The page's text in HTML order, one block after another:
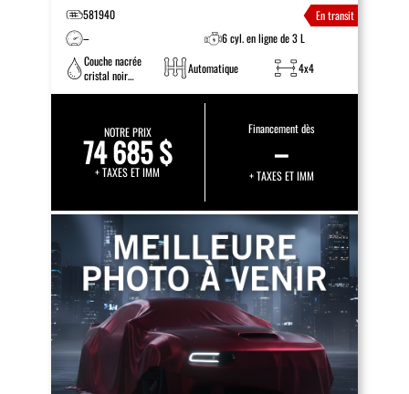
581940
En transit
–
6 cyl. en ligne de 3 L
Couche nacrée
cristal noir
Automatique 4x4
NOTRE PRIX
74 685 $
+ TAXES ET IMM
Financement dès
–
+ TAXES ET IMM